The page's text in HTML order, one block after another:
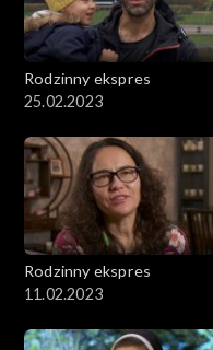
Rodzinny ekspres
25.02.2023
Rodzinny ekspres
11.02.2023